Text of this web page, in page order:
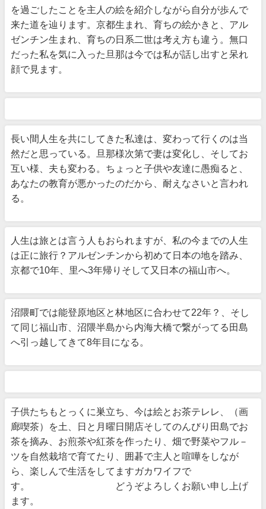
を過ごしたことを主人の絵を紹介しながら自分が歩んで
来た道を辿ります。京都生まれ、育ちの絵かきと、アル
ゼンチン生まれ、育ちの日系二世は考え方も違う。無口
だった私を気に入った旦那は今では私が話し出すと呆れ
顔で見ます。
長い間人生を共にしてきた私達は、変わって行くのは当
然だと思っている。旦那様次第で妻は変化し、そしてお
互い様、夫も変わる。ちょっと子供や友達に愚痴ると、
あなたの教育が悪かったのだから、耐えなさいと言われ
る。
人生は旅とは言う人もおられますが、私の今までの人生
は正に旅行？アルゼンチンから初めて日本の地を踏み、
京都で10年、里へ3年帰りそして又日本の福山市へ。
沼隈町では能登原地区と林地区に合わせて22年？、そし
て同じ福山市、沼隈半島から内海大橋で繋がってる田島
へ引っ越してきて8年目になる。
子供たちもとっくに巣立ち、今は絵とお茶テレレ、（画
廊喫茶）を土、日と月曜日開店そしてのんびり田島でお
茶を摘み、お煎茶や紅茶を作ったり、畑で野菜やフル－
ツを自然栽培で育てたり、囲碁で主人と喧嘩をしなが
ら、楽しんで生活をしてますガカワイフで
す。 どうぞよろしくお願い申し上げ
ます。